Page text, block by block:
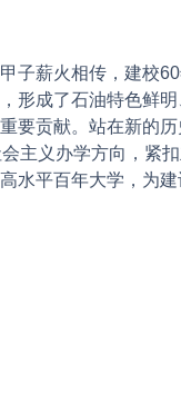
薪火相传，建校
形成了石油特色鲜
要贡献。站在新的
主义办学方向，紧
平百年大学，为